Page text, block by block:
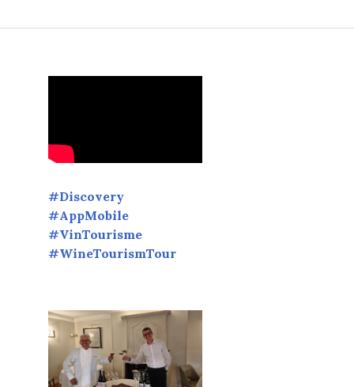
#Discovery
#AppMobile
#VinTourisme
#WineTourismTour